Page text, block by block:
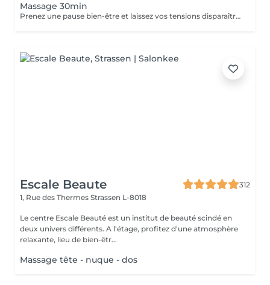
Massage 30min
Prenez une pause bien-être et laissez vos tensions disparaître. Ce massage de 30 minutes détend les muscles, apaise l'esprit et vous procure une sensation de relaxation profonde. Un moment parfait pour retrouver énergie et sérénité.
Escale Beaute
312
1, Rue des Thermes Strassen L-8018
Le centre Escale Beauté est un institut de beauté scindé en
deux univers différents. A l'étage, profitez d'une atmosphère
relaxante, lieu de bien-êtr...
Massage tête - nuque - dos